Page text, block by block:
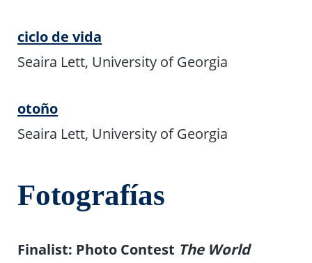
ciclo de vida
Seaira Lett, University of Georgia
otoño
Seaira Lett, University of Georgia
Fotografías
Finalist: Photo Contest The World